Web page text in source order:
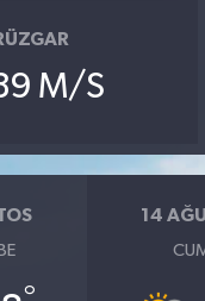
M/S
14